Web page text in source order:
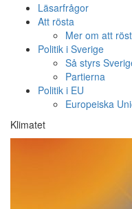
Läsarfrågor
Att rösta
Mer om att
Politik i Sverige
Så styrs
Partierna
Politik i EU
Europeiska
Klimatet